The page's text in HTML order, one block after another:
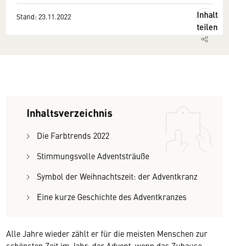
Stand: 23.11.2022
Inhalt
teilen
Inhaltsverzeichnis
Die Farbtrends 2022
Stimmungsvolle Adventsträuße
Symbol der Weihnachtszeit: der Adventkranz
Eine kurze Geschichte des Adventkranzes
Alle Jahre wieder zählt er für die meisten Menschen zur